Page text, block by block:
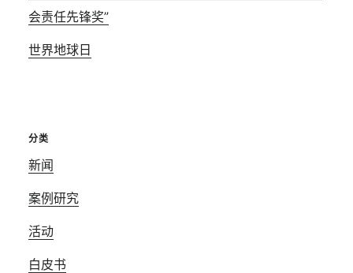
会责任先锋奖”
世界地球日
分类
新闻
案例研究
活动
白皮书